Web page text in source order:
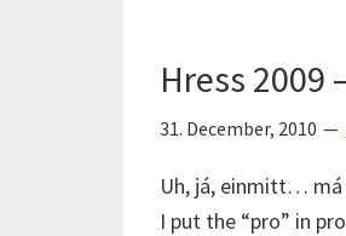
Hress
31. December, 2010
Uh, já, einmitt… má
I put the “pro” in